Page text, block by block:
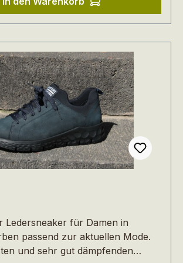
Ledersneaker für Damen in
passend zur aktuellen Mode.
und sehr gut dämpfenden